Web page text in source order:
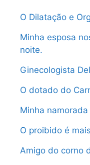
O Dilatação e
Minha esposa
noite.
Ginecologista
O dotado do
Minha
O proibido é
Amigo do corno